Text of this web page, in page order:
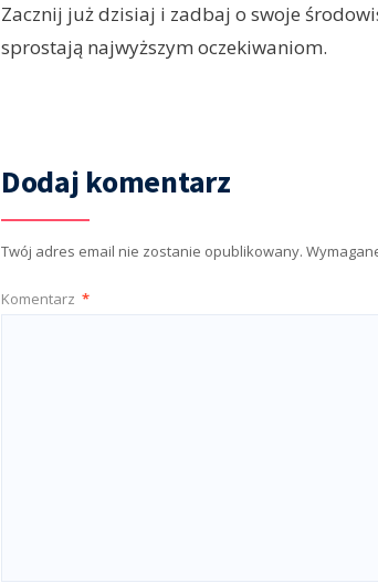
Zacznij już dzisiaj i zadbaj o swoje
sprostają najwyższym oczekiwaniom.
Dodaj komentarz
Twój adres email nie zostanie opublikowany.
Komentarz *